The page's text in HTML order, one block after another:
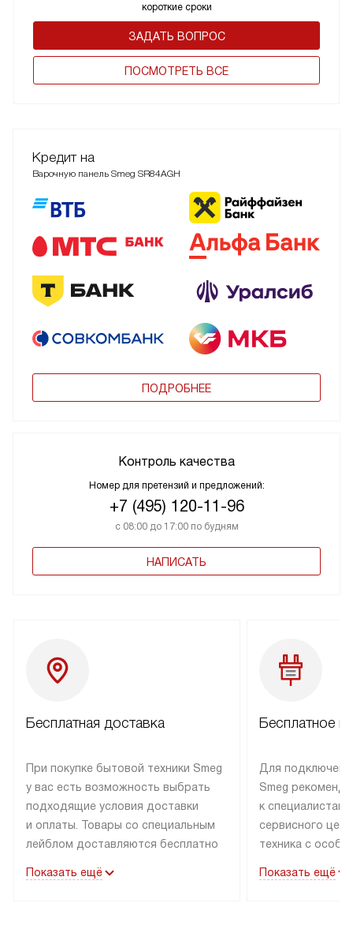
короткие сроки
ЗАДАТЬ ВОПРОС
ПОCМОТРЕТЬ ВСЕ
Кредит на
Варочную панель Smeg SR84AGH
ПОДРОБНЕЕ
Контроль качества
Номер для претензий и предложений:
+7 (495) 120-11-96
с 08:00 до 17:00 по будням
НАПИСАТЬ
Бесплатная доставка
При покупке бытовой техники Smeg
у вас есть возможность выбрать
подходящие условия доставки
и оплаты. Товары со специальным
лейблом доставляются бесплатно
до подъезда. Доставка за пределы
Показать ещё
Бесплатное
Для
Smeg
к специалистам
сервисного
техника с
коммуникациям.
Показать ещё